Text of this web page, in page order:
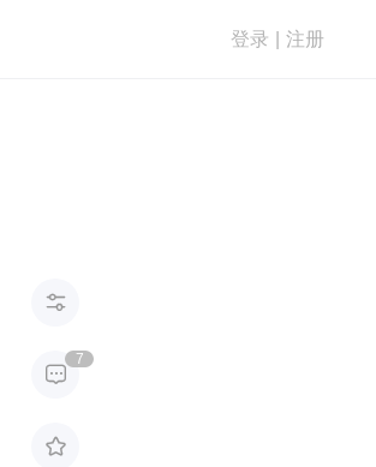
登录 注册


7
